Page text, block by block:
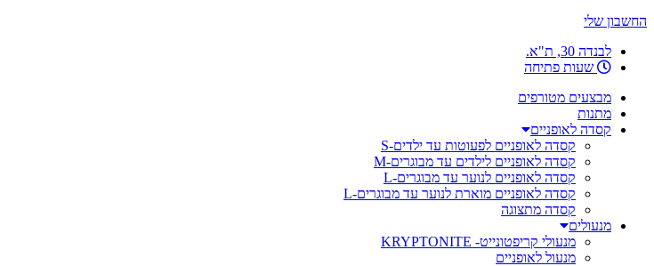
החשבון שלי
לבנדה 30, ת"א.
שעות פתיחה
מבצעים מטורפים
מתנות
קסדה לאופניים
קסדה לאופניים לפעוטות עד ילדים-S
קסדה לאופניים לילדים עד מבוגרים-M
קסדה לאופניים לנוער עד מבוגרים-L
קסדה לאופניים מוארת לנוער עד מבוגרים-L
קסדה מתצוגה
מנעולים
מנעולי קריפטונייט- KRYPTONITE
מנעול לאופניים